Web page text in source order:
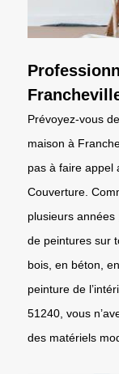
Prévoyez-vous
maison à
pas à faire appel
Couverture.
plusieurs
de peintures sur
bois, en béton,
peinture de
51240, vous
des matériels